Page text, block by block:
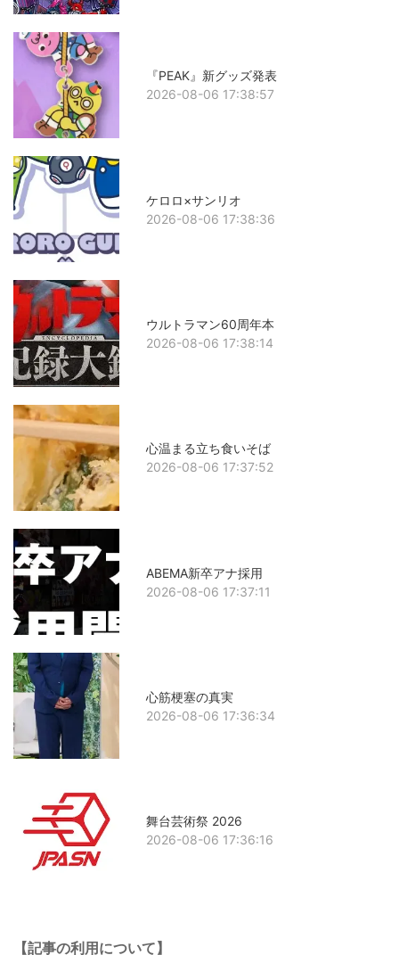
『PEAK』新グッズ発表
2026-08-06 17:38:57
ケロロ×サンリオ
2026-08-06 17:38:36
ウルトラマン60周年本
2026-08-06 17:38:14
心温まる立ち食いそば
2026-08-06 17:37:52
ABEMA新卒アナ採用
2026-08-06 17:37:11
心筋梗塞の真実
2026-08-06 17:36:34
舞台芸術祭 2026
2026-08-06 17:36:16
【記事の利用について】